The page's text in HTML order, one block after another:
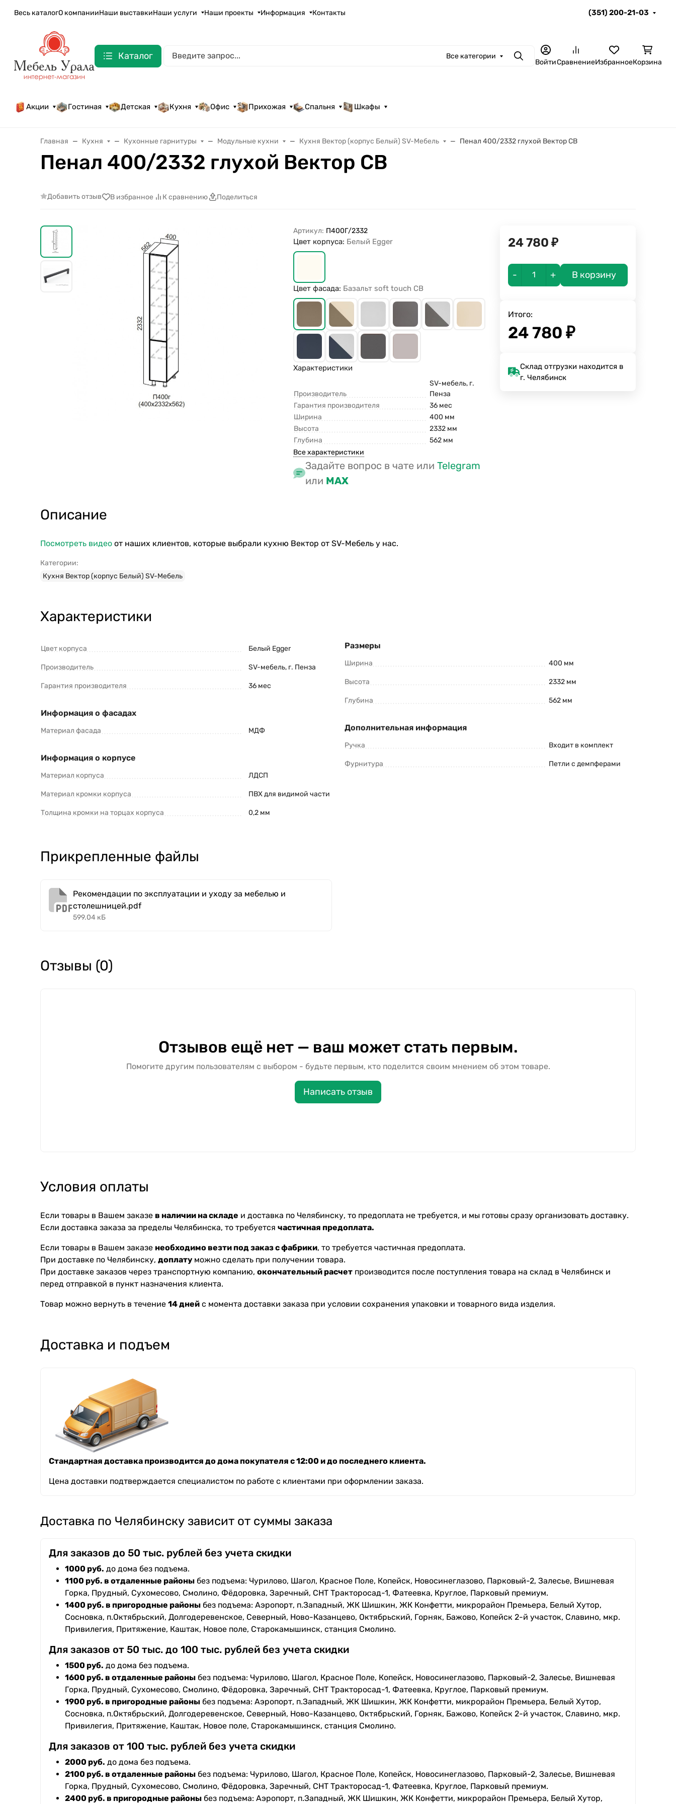
Весь каталогО компанииНаши выставкиНаши услуги Наши проекты Информация Контакты (351) 200-21-03
Каталог Все категории ПоискВойтиСравнениеИзбранноеКорзина
Акции Гостиная Детская Кухня Офис Прихожая Спальня Шкафы
Главная Кухня Кухонные гарнитуры Модульные кухни Кухня Вектор (корпус Белый) SV-Мебель Пенал 400/2332 глухой Вектор СВ
Пенал 400/2332 глухой Вектор СВ
Добавить отзыв В избранное К сравнению Поделиться
Артикул: П400Г/2332
Цвет корпуса: Белый Egger
Цвет фасада: Базальт soft touch СВ
Характеристики
Производитель
SV-мебель, г.
Пенза
Гарантия производителя
36 мес
Ширина
400 мм
Высота
2332 мм
Глубина
562 мм
Все характеристики
Задайте вопрос в чате илиTelegram
или MAX
24 780 ₽
- + В корзину
Итого:
24 780 ₽
Склад отгрузки находится в
г. Челябинск
Описание
Посмотреть видео от наших клиентов, которые выбрали кухню Вектор от SV-Мебель у нас.
Категории:
Кухня Вектор (корпус Белый) SV-Мебель
Характеристики
Цвет корпуса Белый Egger
Производитель SV-мебель, г. Пенза
Гарантия производителя 36 мес
Информация о фасадах
Материал фасада МДФ
Информация о корпусе
Материал корпуса ЛДСП
Материал кромки корпуса ПВХ для видимой части
Толщина кромки на торцах корпуса 0,2 мм
Размеры
Ширина 400 мм
Высота 2332 мм
Глубина 562 мм
Дополнительная информация
Ручка Входит в комплект
Фурнитура Петли с демпферами
Прикрепленные файлы
Рекомендации по эксплуатации и уходу за мебелью и
столешницей.pdf
599.04 кБ
Отзывы (0)
Отзывов ещё нет — ваш может стать первым.
Помогите другим пользователям с выбором - будьте первым, кто поделится своим мнением об этом товаре.
Написать отзыв
Условия оплаты
Если товары в Вашем заказе в наличии на складе и доставка по Челябинску, то предоплата не требуется, и мы готовы сразу организовать доставку.
Если доставка заказа за пределы Челябинска, то требуется частичная предоплата.
Если товары в Вашем заказе необходимо везти под заказ с фабрики, то требуется частичная предоплата.
При доставке по Челябинску, доплату можно сделать при получении товара.
При доставке заказов через транспортную компанию, окончательный расчет производится после поступления товара на склад в Челябинск и
перед отправкой в пункт назначения клиента.
Товар можно вернуть в течение 14 дней с момента доставки заказа при условии сохранения упаковки и товарного вида изделия.
Доставка и подъем
Стандартная доставка производится до дома покупателя с 12:00 и до последнего клиента.
Цена доставки подтверждается специалистом по работе с клиентами при оформлении заказа.
Доставка по Челябинску зависит от суммы заказа
Для заказов до 50 тыс. рублей без учета скидки
1000 руб. до дома без подъема.
1100 руб. в отдаленные районы без подъема: Чурилово, Шагол, Красное Поле, Копейск, Новосинеглазово, Парковый-2, Залесье, Вишневая
Горка, Прудный, Сухомесово, Смолино, Фёдоровка, Заречный, СНТ Тракторосад-1, Фатеевка, Круглое, Парковый премиум.
1400 руб. в пригородные районы без подъема: Аэропорт, п.Западный, ЖК Шишкин, ЖК Конфетти, микрорайон Премьера, Белый Хутор,
Сосновка, п.Октябрьский, Долгодеревенское, Северный, Ново-Казанцево, Октябрьский, Горняк, Бажово, Копейск 2-й участок, Славино, мкр.
Привилегия, Притяжение, Каштак, Новое поле, Старокамышинск, станция Смолино.
Для заказов от 50 тыс. до 100 тыс. рублей без учета скидки
1500 руб. до дома без подъема.
1600 руб. в отдаленные районы без подъема: Чурилово, Шагол, Красное Поле, Копейск, Новосинеглазово, Парковый-2, Залесье, Вишневая
Горка, Прудный, Сухомесово, Смолино, Фёдоровка, Заречный, СНТ Тракторосад-1, Фатеевка, Круглое, Парковый премиум.
1900 руб. в пригородные районы без подъема: Аэропорт, п.Западный, ЖК Шишкин, ЖК Конфетти, микрорайон Премьера, Белый Хутор,
Сосновка, п.Октябрьский, Долгодеревенское, Северный, Ново-Казанцево, Октябрьский, Горняк, Бажово, Копейск 2-й участок, Славино, мкр.
Привилегия, Притяжение, Каштак, Новое поле, Старокамышинск, станция Смолино.
Для заказов от 100 тыс. рублей без учета скидки
2000 руб. до дома без подъема.
2100 руб. в отдаленные районы без подъема: Чурилово, Шагол, Красное Поле, Копейск, Новосинеглазово, Парковый-2, Залесье, Вишневая
Горка, Прудный, Сухомесово, Смолино, Фёдоровка, Заречный, СНТ Тракторосад-1, Фатеевка, Круглое, Парковый премиум.
2400 руб. в пригородные районы без подъема: Аэропорт, п.Западный, ЖК Шишкин, ЖК Конфетти, микрорайон Премьера, Белый Хутор,